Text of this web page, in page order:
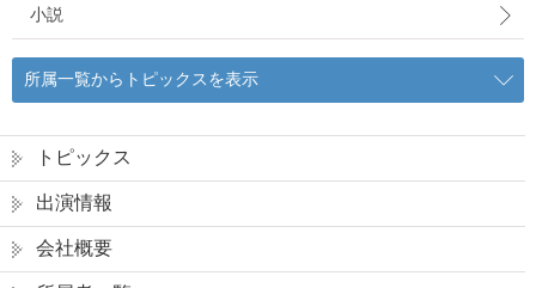
小説
所属一覧からトピックスを表示
トピックス
出演情報
会社概要